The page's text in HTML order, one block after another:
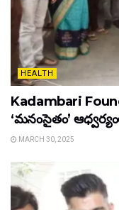
HEALTH
Kadambari
‘మనంసైతం’
MARCH 30, 2025